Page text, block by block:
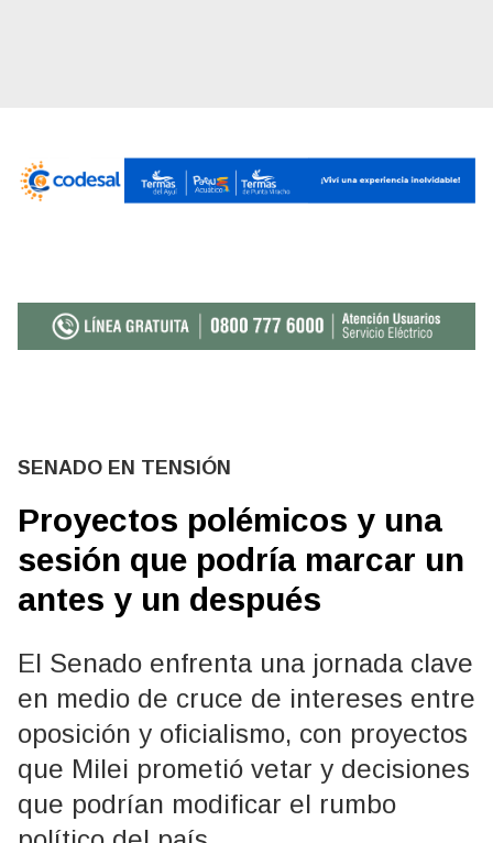
SENADO EN TENSIÓN
Proyectos polémicos y una
sesión que podría marcar un
antes y un después
El Senado enfrenta una jornada clave
en medio de cruce de intereses entre
oposición y oficialismo, con proyectos
que Milei prometió vetar y decisiones
que podrían modificar el rumbo